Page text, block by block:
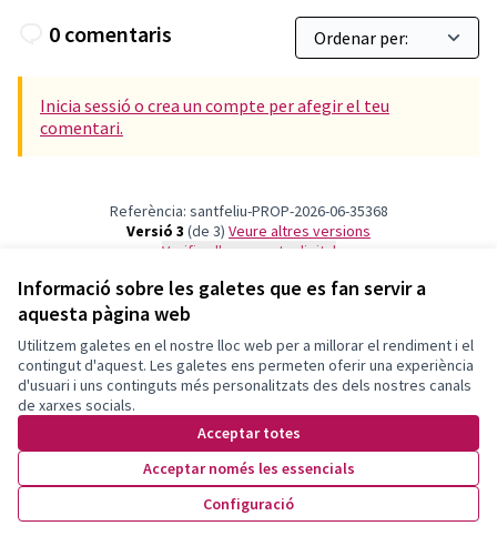
Informació sobre les galetes que es fan servir a
aquesta pàgina web
Utilitzem galetes en el nostre lloc web per a millorar el rendiment i el
contingut d'aquest. Les galetes ens permeten oferir una experiència
d'usuari i uns continguts més personalitzats des dels nostres canals
de xarxes socials.
Acceptar totes
Acceptar només les essencials
Configuració
0 comentaris
Inicia sessió o crea un compte per afegir el teu
comentari.
Referència: santfeliu-PROP-2026-06-35368
Versió 3 (de 3)
veure altres versions
Verifica l'empremta digital
Termes i condicions d'ús
Configuració de les galetes
Decidim Sant Feliu a X
(Enllaç extern)
Decidim Sant Feliu a Facebook
(Enllaç extern)
Decidim Sant Feliu a Instagram
(Enllaç extern)
Decidim Sant Feliu a YouTube
(Enllaç extern)
Triar la llenguaElegir el idioma
Web creada ambprogramari lliure .
Amb
(Enllaç